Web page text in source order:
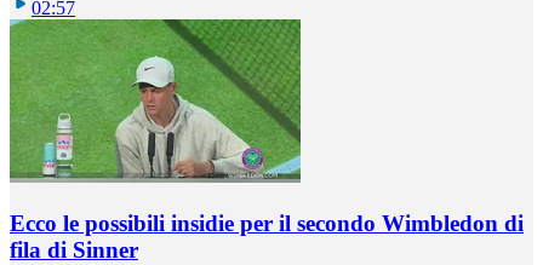
02:57
Ecco le possibili insidie per il secondo Wimbledon di
fila di Sinner